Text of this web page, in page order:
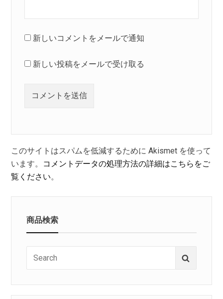
新しいコメントをメールで通知
新しい投稿をメールで受け取る
このサイトはスパムを低減するために Akismet を使って
います。 コメントデータの処理方法の詳細はこちらをご
覧ください。
商品検索